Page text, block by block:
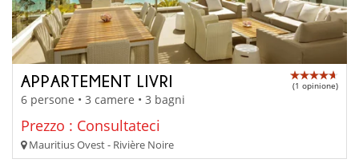
APPARTEMENT LIVRI (1 opinione)
6 persone • 3 camere • 3 bagni
Prezzo : Consultateci
Mauritius Ovest - Rivière Noire